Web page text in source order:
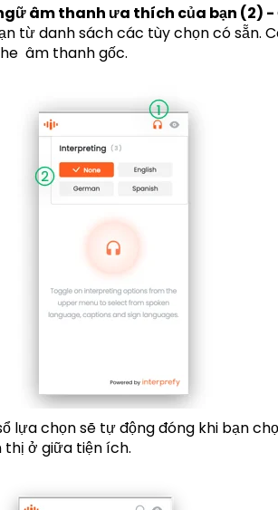
âm thanh ưa thích của bạn (2) -
từ danh sách các tùy chọn có sẵn.
âm thanh gốc.
lựa chọn sẽ tự động đóng khi bạn
thị ở giữa tiện ích.